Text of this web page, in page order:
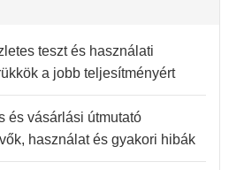
teszt és használati
a jobb teljesítményért
és vásárlási útmutató
használat és gyakori hibák